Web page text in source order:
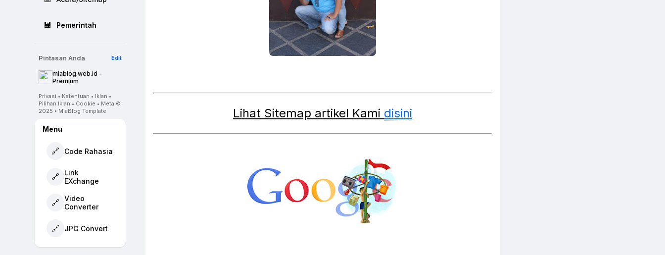
💾 Pemerintah
Pintasan Anda Edit
miablog.web.id -
Premium
Privasi • Ketentuan • Iklan •
Pilihan Iklan • Cookie • Meta ©
2025 • MiaBlog Template
Menu
🔗 Code Rahasia
🔗
Link
EXchange
🔗
Video
Converter
🔗 JPG Convert
Lihat Sitemap artikel Kami disini